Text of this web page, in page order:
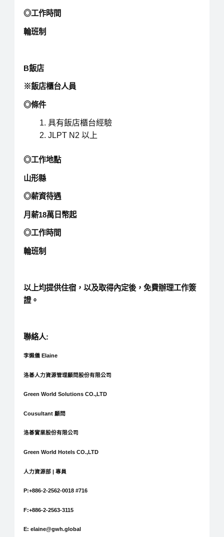
◎工作時間
輪班制
B飯店
※飯店櫃台人員
◎條件
具有飯店櫃台經驗
JLPT N2 以上
◎工作地點
山形縣
◎薪資待遇
月薪18萬日幣起
◎工作時間
輪班制
以上均提供住宿，以及取得內定後，免費辦理工作簽
證。
聯絡人:
李姵儀 Elaine
洛碁人力資源管理顧問股份有限公司
Green World Solutions CO.,LTD
Cousultant 顧問
洛碁實業股份有限公司
Green World Hotels CO.,LTD
人力資源部 | 專員
P:+886-2-2562-0018 #716
F:+886-2-2563-3115
E: elaine@gwh.global